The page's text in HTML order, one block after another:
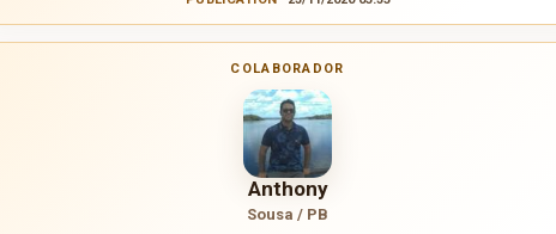
COLABORADOR
Anthony
Sousa / PB